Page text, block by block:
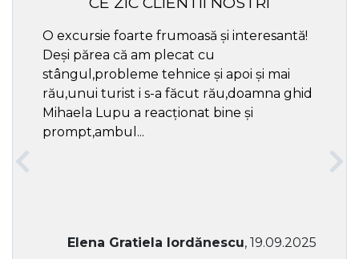
O excursie foarte frumoasă și interesantă!
Deși părea că am plecat cu
stângul,probleme tehnice și apoi și mai
rău,unui turist i s-a făcut rău,doamna ghid
Mihaela Lupu a reacționat bine și
prompt,ambul...
Elena Gratiela Iordănescu, 19.09.2025